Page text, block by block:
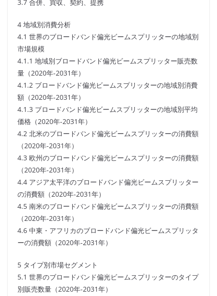
3.7 合併、買収、契約、提携
4 地域別消費分析
4.1 世界のブロードバンド偏光ビームスプリッターの地域別
市場規模
4.1.1 地域別ブロードバンド偏光ビームスプリッター販売数
量（2020年-2031年）
4.1.2 ブロードバンド偏光ビームスプリッターの地域別消費
額（2020年-2031年）
4.1.3 ブロードバンド偏光ビームスプリッターの地域別平均
価格（2020年-2031年）
4.2 北米のブロードバンド偏光ビームスプリッターの消費額
（2020年-2031年）
4.3 欧州のブロードバンド偏光ビームスプリッターの消費額
（2020年-2031年）
4.4 アジア太平洋のブロードバンド偏光ビームスプリッター
の消費額（2020年-2031年）
4.5 南米のブロードバンド偏光ビームスプリッターの消費額
（2020年-2031年）
4.6 中東・アフリカのブロードバンド偏光ビームスプリッタ
ーの消費額（2020年-2031年）
5 タイプ別市場セグメント
5.1 世界のブロードバンド偏光ビームスプリッターのタイプ
別販売数量（2020年-2031年）